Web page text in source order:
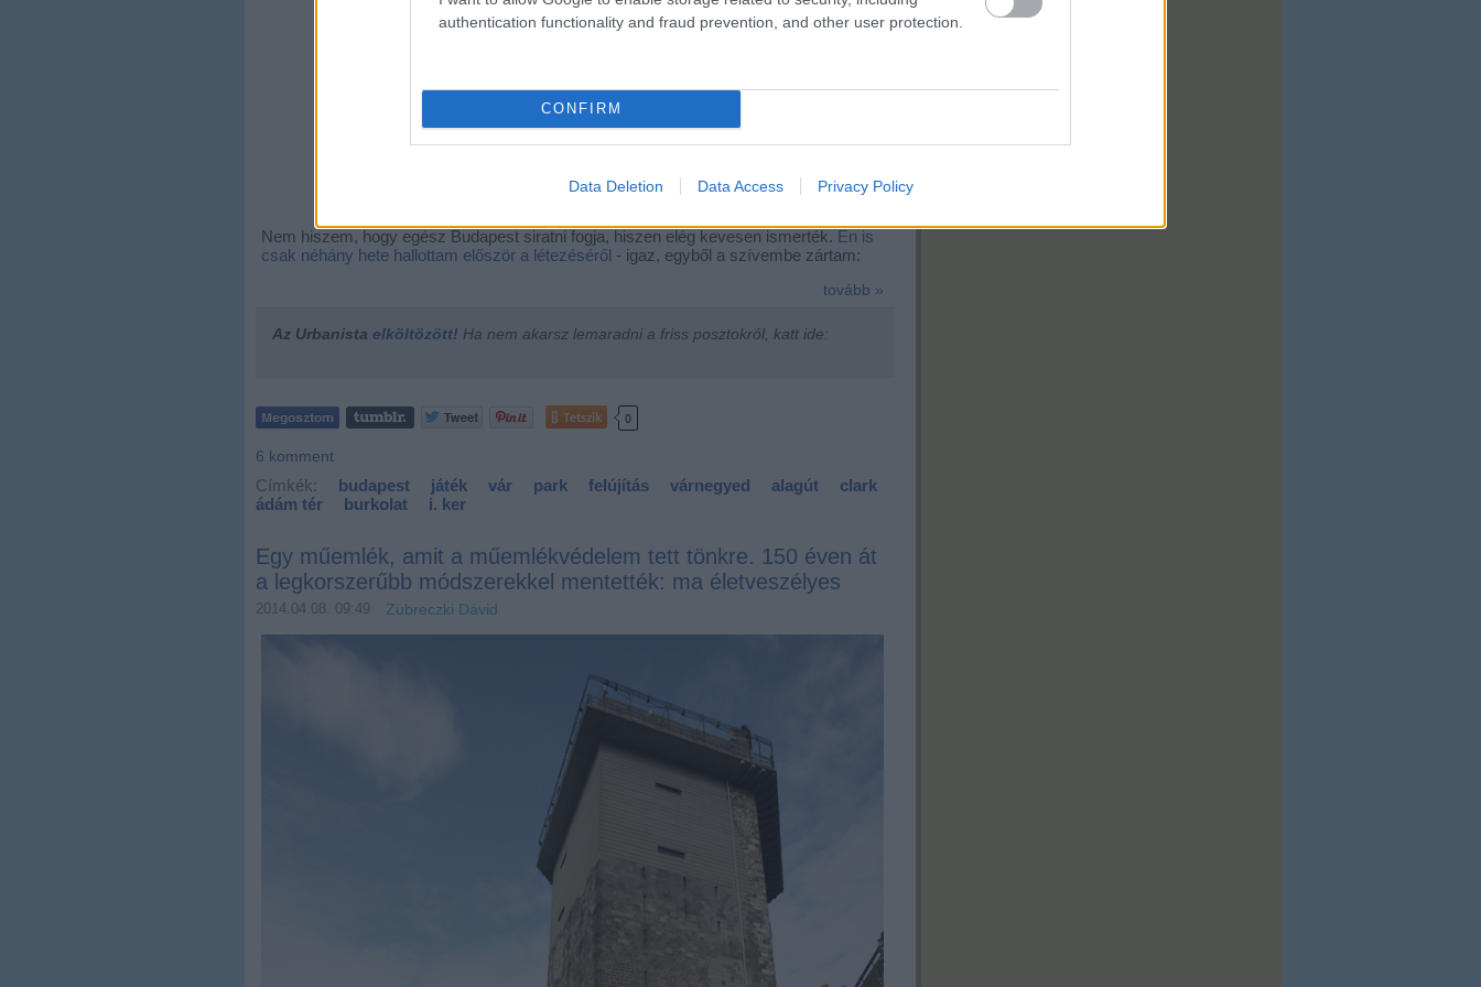
authentication functionality and fraud prevention, and other user protection.
CONFIRM
Data Deletion Data Access Privacy Policy
Nem hiszem, hogy egész Budapest siratni fogja, hiszen elég kevesen ismerték. Én is
csak néhány hete hallottam először a létezéséről - igaz, egyből a szívembe zártam:
tovább »
Az Urbanista elköltözött! Ha nem akarsz lemaradni a friss posztokról, katt ide:
Tetszik 0
6 komment
Címkék: budapest játék vár park felújítás várnegyed alagút
clark
ádám tér
burkolat i. ker
Egy műemlék, amit a műemlékvédelem tett tönkre. 150 éven át
a legkorszerűbb módszerekkel mentették: ma életveszélyes
2014.04.08. 09:49 Zubreczki Dávid